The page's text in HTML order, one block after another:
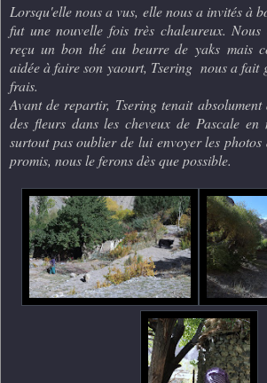
Lorsqu'elle nous a vus, elle nous a invités à
fut une nouvelle fois très chaleureux. Nous
reçu un bon thé au beurre de yaks mais
aidée à faire son yaourt, Tsering nous a fait
frais.
Avant de repartir, Tsering tenait absolument
des fleurs dans les cheveux de Pascale en
surtout pas oublier de lui envoyer les
promis, nous le ferons dès que possible.